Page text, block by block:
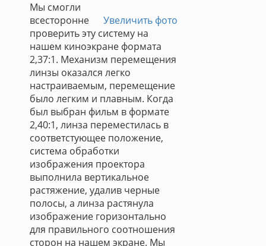
Увеличить фото
Мы смогли
всесторонне
проверить эту систему на
нашем киноэкране формата
2,37:1. Механизм перемещения
линзы оказался легко
настраиваемым, перемещение
было легким и плавным. Когда
был выбран фильм в формате
2,40:1, линза переместилась в
соответстующее положение,
система обработки
изображения проектора
выполнила вертикальное
растяжение, удалив черные
полосы, а линза растянула
изображение горизонтально
для правильного соотношения
сторон на нашем экране. Мы